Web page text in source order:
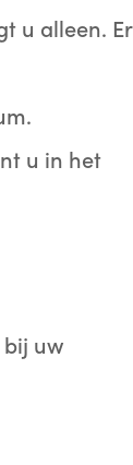
u alleen. Er
u in het
uw